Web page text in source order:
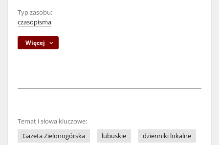
Typ zasobu:
czasopisma
Więcej
Temat i słowa kluczowe:
Gazeta Zielonogórska
lubuskie
dzienniki lokalne